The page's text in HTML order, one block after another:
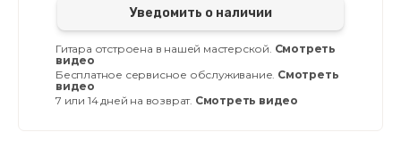
Уведомить о наличии
Гитара отстроена в нашей мастерской. Смотреть
видео
Бесплатное сервисное обслуживание. Смотреть
видео
7 или 14 дней на возврат. Смотреть видео